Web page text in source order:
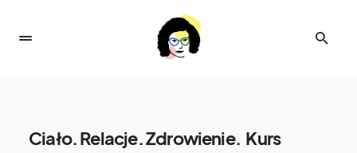
Ciało. Relacje. Zdrowienie. Kurs